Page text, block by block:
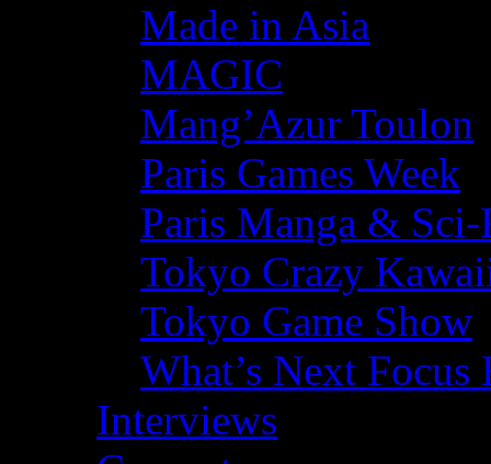
Made in Asia
MAGIC
Mang’Azur Toulon
Paris Games Week
Paris Manga &
Tokyo Crazy
Tokyo Game Show
What’s Next
Interviews